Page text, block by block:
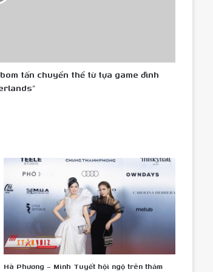
tấn chuyển thể từ tựa game đình
Hà Phương – Minh Tuyết hội ngộ trên thảm